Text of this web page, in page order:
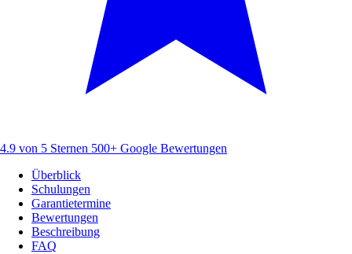
4.9 von 5 Sternen 500+ Google Bewertungen
Überblick
Schulungen
Garantietermine
Bewertungen
Beschreibung
FAQ